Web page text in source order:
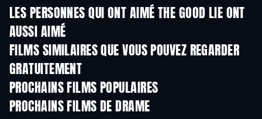
LES PERSONNES QUI ONT AIMÉ THE GOOD LIE ONT
AUSSI AIMÉ
FILMS SIMILAIRES QUE VOUS POUVEZ REGARDER
GRATUITEMENT
PROCHAINS FILMS POPULAIRES
PROCHAINS FILMS DE DRAME